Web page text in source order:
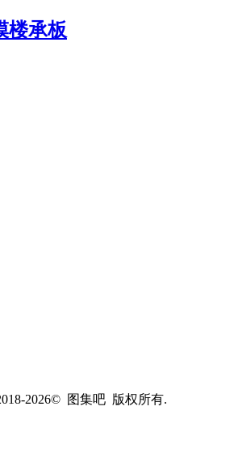
楼承板
2026© 图集吧 版权所有.